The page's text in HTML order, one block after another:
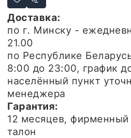
Доставка:
по г. Минску -
21.00
по Республике
8:00 до 23:00, график
населённый пункт
менеджера
Гарантия:
12 месяцев, фирменный
талон